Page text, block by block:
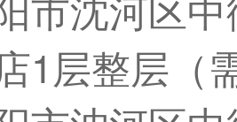
1层整层（